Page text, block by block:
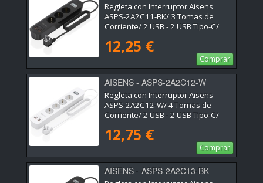
Regleta con Interruptor Aisens
ASPS-2A2C11-BK/ 3 Tomas de
Corriente/ 2 USB - 2 USB Tipo-C/
12,25 €
Comprar
AISENS - ASPS-2A2C12-W
Regleta con Interruptor Aisens
ASPS-2A2C12-W/ 4 Tomas de
Corriente/ 2 USB - 2 USB Tipo-C/
12,75 €
Comprar
AISENS - ASPS-2A2C13-BK